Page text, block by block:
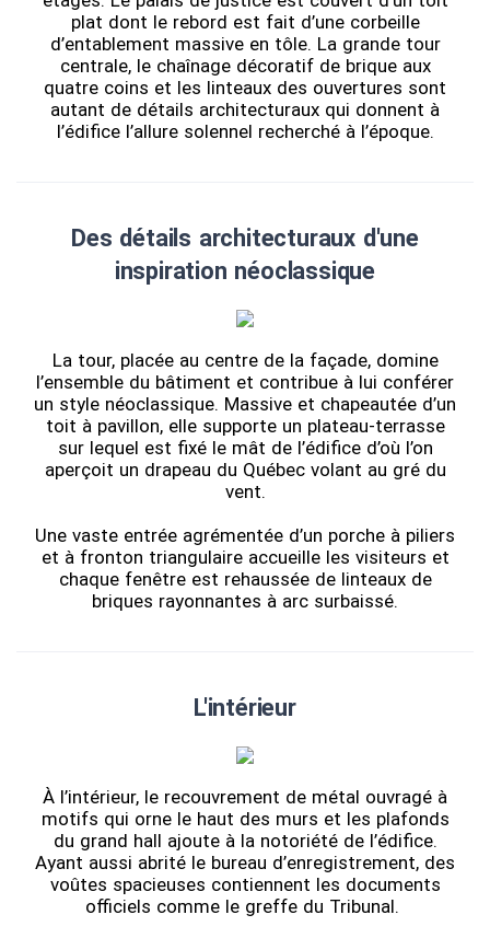
plat dont le rebord est fait d’une corbeille
d’entablement massive en tôle. La grande tour
centrale, le chaînage décoratif de brique aux
quatre coins et les linteaux des ouvertures sont
autant de détails architecturaux qui donnent à
l’édifice l’allure solennel recherché à l’époque.
Des détails architecturaux d'une
inspiration néoclassique
La tour, placée au centre de la façade, domine
l’ensemble du bâtiment et contribue à lui conférer
un style néoclassique. Massive et chapeautée d’un
toit à pavillon, elle supporte un plateau-terrasse
sur lequel est fixé le mât de l’édifice d’où l’on
aperçoit un drapeau du Québec volant au gré du
vent.
Une vaste entrée agrémentée d’un porche à piliers
et à fronton triangulaire accueille les visiteurs et
chaque fenêtre est rehaussée de linteaux de
briques rayonnantes à arc surbaissé.
L'intérieur
À l’intérieur, le recouvrement de métal ouvragé à
motifs qui orne le haut des murs et les plafonds
du grand hall ajoute à la notoriété de l’édifice.
Ayant aussi abrité le bureau d’enregistrement, des
voûtes spacieuses contiennent les documents
officiels comme le greffe du Tribunal.